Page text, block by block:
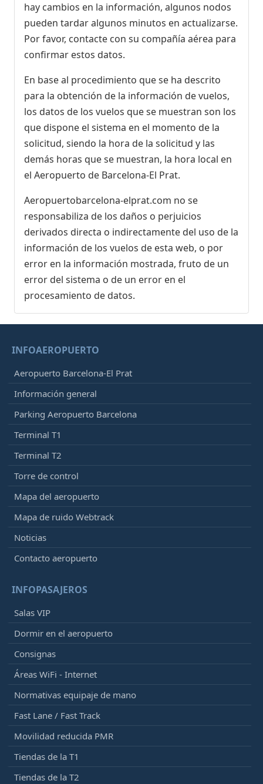
hay cambios en la información, algunos nodos
pueden tardar algunos minutos en actualizarse.
Por favor, contacte con su compañía aérea para
confirmar estos datos.
En base al procedimiento que se ha descrito
para la obtención de la información de vuelos,
los datos de los vuelos que se muestran son los
que dispone el sistema en el momento de la
solicitud, siendo la hora de la solicitud y las
demás horas que se muestran, la hora local en
el Aeropuerto de Barcelona-El Prat.
Aeropuertobarcelona-elprat.com no se
responsabiliza de los daños o perjuicios
derivados directa o indirectamente del uso de la
información de los vuelos de esta web, o por
error en la información mostrada, fruto de un
error del sistema o de un error en el
procesamiento de datos.
INFOAEROPUERTO
Aeropuerto Barcelona-El Prat
Información general
Parking Aeropuerto Barcelona
Terminal T1
Terminal T2
Torre de control
Mapa del aeropuerto
Mapa de ruido Webtrack
Noticias
Contacto aeropuerto
INFOPASAJEROS
Salas VIP
Dormir en el aeropuerto
Consignas
Áreas WiFi - Internet
Normativas equipaje de mano
Fast Lane / Fast Track
Movilidad reducida PMR
Tiendas de la T1
Tiendas de la T2